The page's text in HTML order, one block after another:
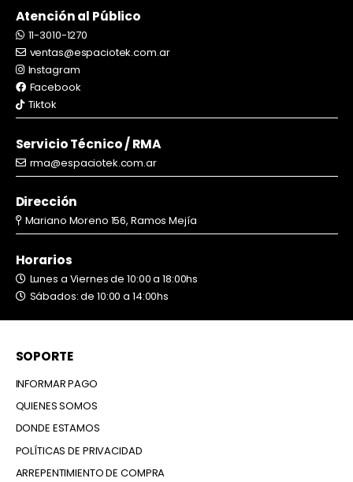
Atención al Público
11-3010-1270
ventas@espaciotek.com.ar
Instagram
Facebook
Tiktok
Servicio Técnico / RMA
rma@espaciotek.com.ar
Dirección
Mariano Moreno 156, Ramos Mejía
Horarios
Lunes a Viernes de 10:00 a 18:00hs
Sábados: de 10:00 a 14:00hs
SOPORTE
INFORMAR PAGO
QUIENES SOMOS
DONDE ESTAMOS
POLÍTICAS DE PRIVACIDAD
ARREPENTIMIENTO DE COMPRA